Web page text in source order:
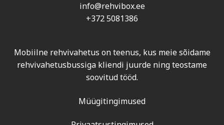
info@rehvibox.ee
+372 5081386
Mobiilne rehvivahetus on teenus, kus meie sõidame
rehvivahetusbussiga kliendi juurde ning teostame
soovitud tööd.
Müügitingimused